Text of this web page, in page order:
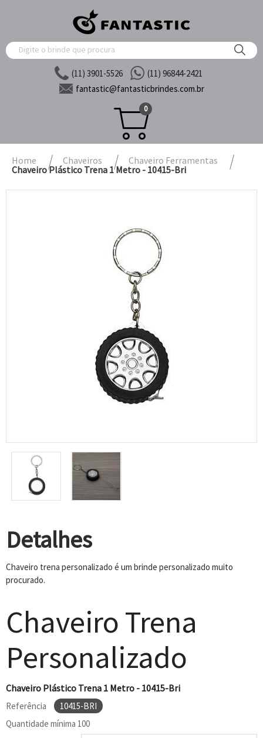
(11) 3901-5526
(11) 96844-2421
fantastic@fantasticbrindes.com.br
0
Home Chaveiros
Chaveiro Ferramentas
Chaveiro Plástico Trena 1 Metro - 10415-Bri
Detalhes
Chaveiro trena personalizado é um brinde personalizado muito
procurado.
Chaveiro Trena
Personalizado
Chaveiro Plástico Trena 1 Metro - 10415-Bri
Referência
10415-BRI
Quantidade mínima 100